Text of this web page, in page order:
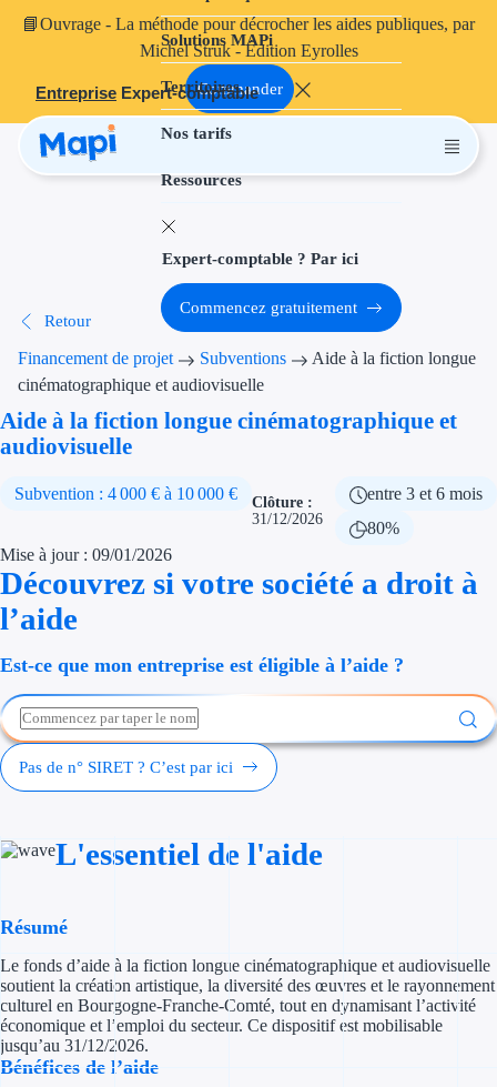
📘Ouvrage - La méthode pour décrocher les aides publiques, par
Michel Struk - Édition Eyrolles
Commander
Entreprise Expert-comptable
Solutions MAPi
Territoires
Nos tarifs
Ressources
Projets finançables
Aides à
Aides
Thématiques
Financement
Économies
Création
Cession
Type de financements
Subventions
Concours
Expert-comptable ? Par ici
Commencez gratuitement
Retour
Financement de projet Subventions
Aide à la fiction longue
cinématographique et audiovisuelle
Aide à la fiction longue cinématographique et
audiovisuelle
Subvention : 4 000 € à 10 000 €
Clôture :
31/12/2026
entre 3 et 6 mois
80%
Mise à jour : 09/01/2026
Découvrez si votre société a droit à
l’aide
Est-ce que mon entreprise est éligible à l’aide ?
Pas de n° SIRET ? C’est par ici
L'essentiel de l'aide
Résumé
Le fonds d’aide à la fiction longue cinématographique et audiovisuelle
soutient la création artistique, la diversité des œuvres et le rayonnement
culturel en Bourgogne-Franche-Comté, tout en dynamisant l’activité
économique et l’emploi du secteur. Ce dispositif est mobilisable
jusqu’au 31/12/2026.
Bénéfices de l’aide